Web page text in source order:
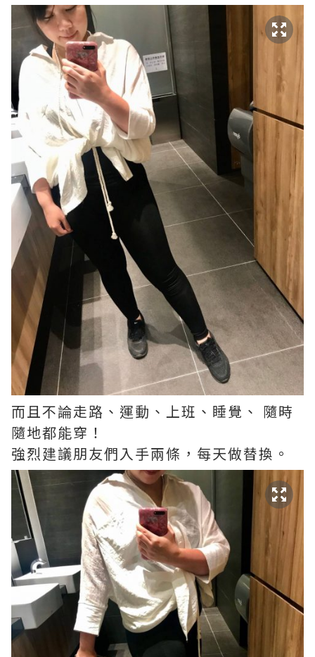
而且不論走路、運動、上班、睡覺、 隨時
隨地都能穿！
強烈建議朋友們入手兩條，每天做替換。